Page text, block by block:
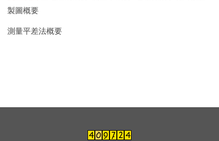
製圖概要
測量平差法概要